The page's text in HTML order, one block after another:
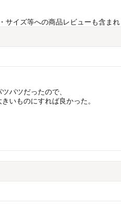
サイズ等への商品レビューも含まれ
パツだったので、
いものにすれば良かった。